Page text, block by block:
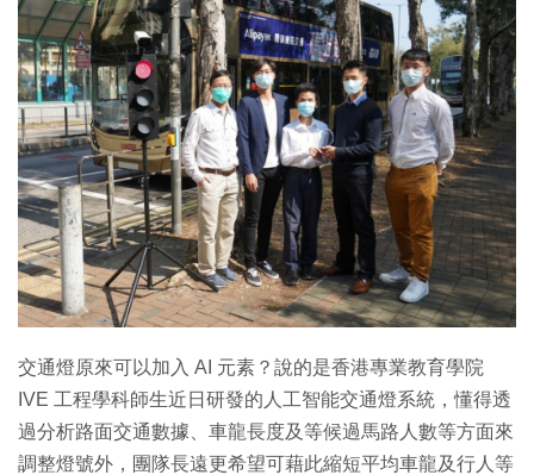
交通燈原來可以加入 AI 元素？說的是香港專業教育學院
IVE 工程學科師生近日研發的人工智能交通燈系統，懂得透
過分析路面交通數據、車龍長度及等候過馬路人數等方面來
調整燈號外，團隊長遠更希望可藉此縮短平均車龍及行人等